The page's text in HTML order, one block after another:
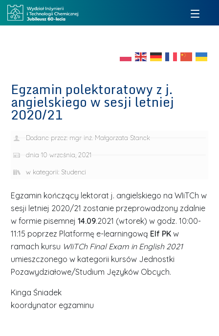
Egzamin polektoratowy z j.
angielskiego w sesji letniej
2020/21
Dodane przez: mgr inż. Małgorzata Stanek
dnia 10 września, 2021
w kategorii: Studenci
Egzamin kończący lektorat j. angielskiego na WIiTCh w
sesji letniej 2020/21 zostanie przeprowadzony zdalnie
w formie pisemnej14.09.2021 (wtorek) w godz. 10:00-
11:15 poprzez Platformę e-learningową Elf PK w
ramach kursu WIiTCh Final Exam in English 2021
umieszczonego w kategorii kursów Jednostki
Pozawydziałowe/Studium Języków Obcych.
Kinga Śniadek
koordynator egzaminu